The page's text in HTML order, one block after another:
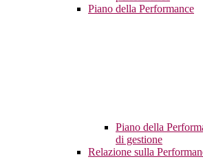
Piano della Performance
Piano della
di gestione
Relazione sulla